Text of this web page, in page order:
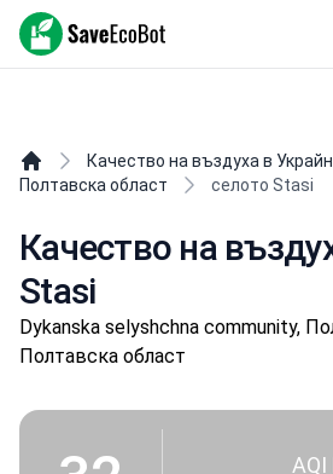
SaveEcoBot
Качество на въздуха в
Полтавска област
селото Stasi
Качество на
Stasi
Dykanska selyshchna community,
Полтавска област
AQI